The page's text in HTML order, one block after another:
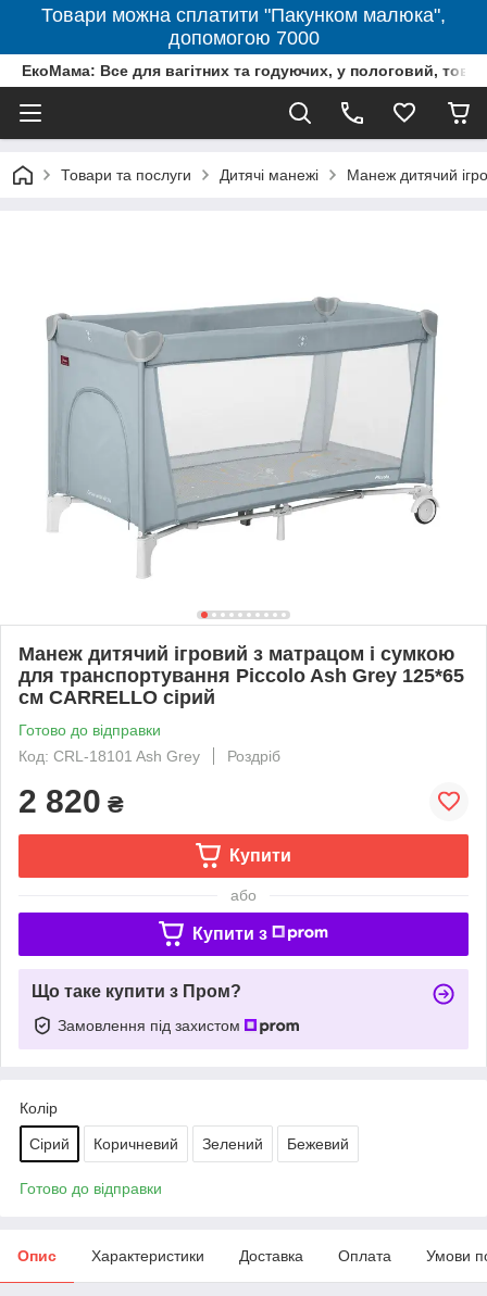
Товари можна сплатити "Пакунком малюка",
допомогою 7000
ЕкоМама: Все для вагітних та годуючих, у пологовий,
Товари та послуги Дитячі манежі Манеж дитячий
Манеж дитячий ігровий з матрацом і сумкою
для транспортування Piccolo Ash Grey 125*65
см CARRELLO сірий
Готово до відправки
Код: CRL-18101 Ash Grey
Роздріб
2 820 ₴
Купити
або
Купити з
Що таке купити з Пром?
Замовлення під захистом
Колір
Сірий Коричневий Зелений Бежевий
Готово до відправки
Опис Характеристики Доставка Оплата Умови